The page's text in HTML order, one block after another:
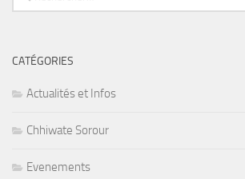
CATÉGORIES
Actualités et Infos
Chhiwate Sorour
Evenements